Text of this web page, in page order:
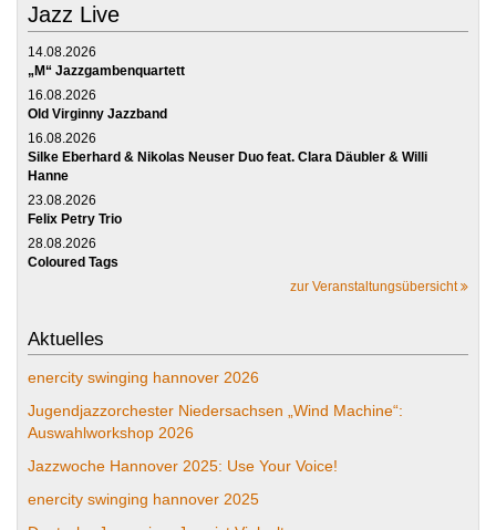
Jazz Live
14.08.2026
„M“ Jazzgambenquartett
16.08.2026
Old Virginny Jazzband
16.08.2026
Silke Eberhard & Nikolas Neuser Duo feat. Clara Däubler & Willi
Hanne
23.08.2026
Felix Petry Trio
28.08.2026
Coloured Tags
zur Veranstaltungsübersicht
Aktuelles
enercity swinging hannover 2026
Jugendjazzorchester Niedersachsen „Wind Machine“:
Auswahlworkshop 2026
Jazzwoche Hannover 2025: Use Your Voice!
enercity swinging hannover 2025